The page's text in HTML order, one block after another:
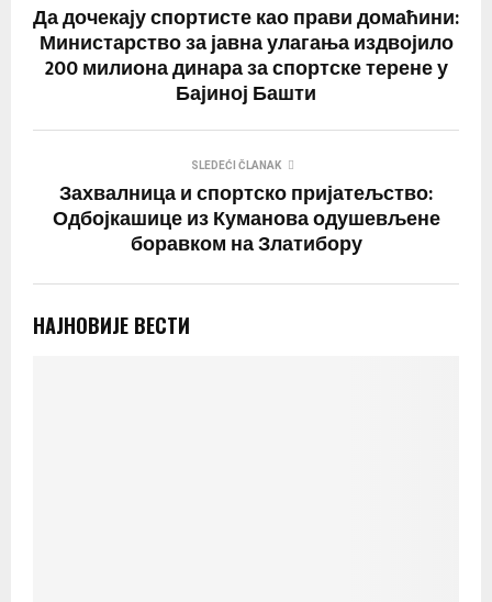
Да дочекају спортисте као прави домаћини:
Министарство за јавна улагања издвојило
200 милиона динара за спортске терене у
Бајиној Башти
SLEDEĆI ČLANAK
Захвалница и спортско пријатељство:
Одбојкашице из Куманова одушевљене
боравком на Златибору
НАЈНОВИЈЕ ВЕСТИ